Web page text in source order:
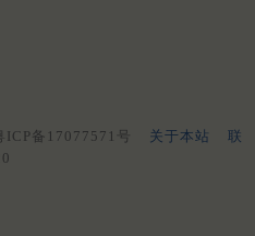
ICP备17077571号 关于本站
联